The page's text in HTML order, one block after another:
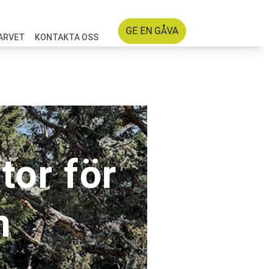
KONTAKTA OSS
GE EN GÅVA
för